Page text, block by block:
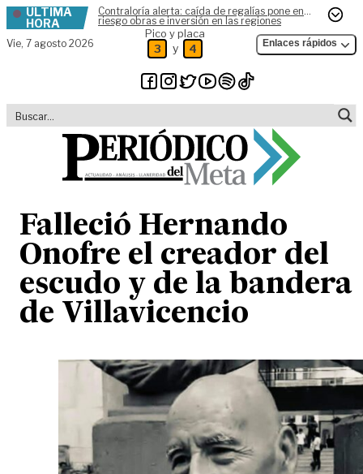
Skip to content
ÚLTIMA
HORA
Contraloría alerta: caída de regalías pone en
riesgo obras e inversión en las regiones
Vie, 7 agosto 2026
Pico y placa
3 y 4 Enlaces rápidos
Falleció Hernando
Onofre el creador del
escudo y de la bandera
de Villavicencio